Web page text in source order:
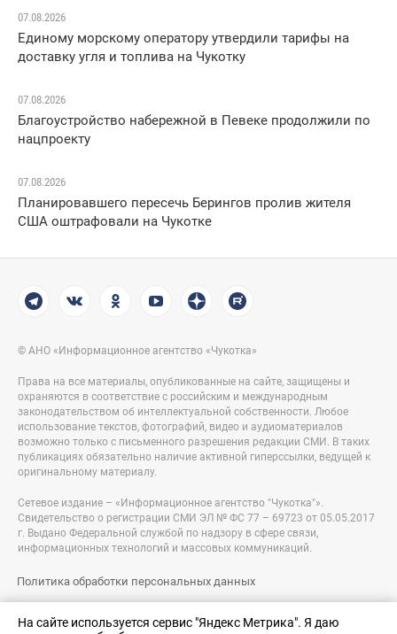
На сайте используется сервис "Яндекс Метрика". Я даю
07.08.2026
Единому морскому оператору утвердили тарифы на
доставку угля и топлива на Чукотку
07.08.2026
Благоустройство набережной в Певеке продолжили по
нацпроекту
07.08.2026
Планировавшего пересечь Берингов пролив жителя
США оштрафовали на Чукотке
© АНО «Информационное агентство «Чукотка»
Права на все материалы, опубликованные на сайте, защищены и
охраняются в соответствие с российским и международным
законодательством об интеллектуальной собственности. Любое
использование текстов, фотографий, видео и аудиоматериалов
возможно только с письменного разрешения редакции СМИ. В таких
публикациях обязательно наличие активной гиперссылки, ведущей к
оригинальному материалу.
Сетевое издание – «Информационное агентство "Чукотка"».
Свидетельство о регистрации СМИ ЭЛ № ФС 77 – 69723 от 05.05.2017
г. Выдано Федеральной службой по надзору в сфере связи,
информационных технологий и массовых коммуникаций.
Политика обработки персональных данных